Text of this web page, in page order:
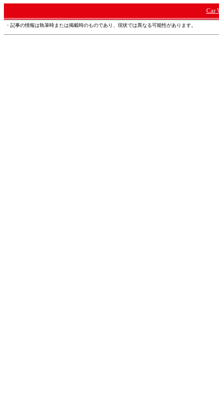
Car
・記事の情報は執筆時または掲載時のものであり、現状では異なる可能性があります。